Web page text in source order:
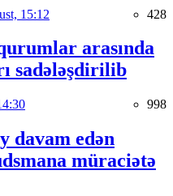
15:12 428
arasında
sadələşdirilib
998
davam edən
müraciətə